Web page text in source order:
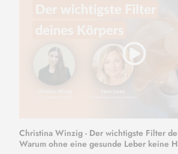
Christina Winzig - Der wichtigste Filter
Warum ohne eine gesunde Leber keine